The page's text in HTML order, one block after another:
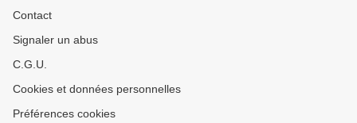
Contact
Signaler un abus
C.G.U.
Cookies et données personnelles
Préférences cookies